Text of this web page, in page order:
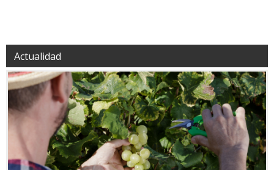
Actualidad